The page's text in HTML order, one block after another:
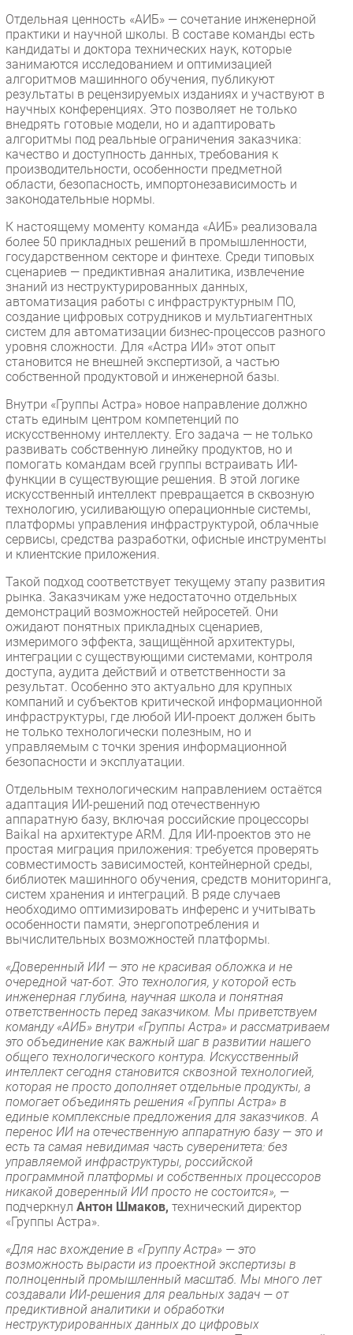
Отдельная ценность «АИБ» — сочетание инженерной
практики и научной школы. В составе команды есть
кандидаты и доктора технических наук, которые
занимаются исследованием и оптимизацией
алгоритмов машинного обучения, публикуют
результаты в рецензируемых изданиях и участвуют в
научных конференциях. Это позволяет не только
внедрять готовые модели, но и адаптировать
алгоритмы под реальные ограничения заказчика:
качество и доступность данных, требования к
производительности, особенности предметной
области, безопасность, импортонезависимость и
законодательные нормы.
К настоящему моменту команда «АИБ» реализовала
более 50 прикладных решений в промышленности,
государственном секторе и финтехе. Среди типовых
сценариев — предиктивная аналитика, извлечение
знаний из неструктурированных данных,
автоматизация работы с инфраструктурным ПО,
создание цифровых сотрудников и мультиагентных
систем для автоматизации бизнес-процессов разного
уровня сложности. Для «Астра ИИ» этот опыт
становится не внешней экспертизой, а частью
собственной продуктовой и инженерной базы.
Внутри «Группы Астра» новое направление должно
стать единым центром компетенций по
искусственному интеллекту. Его задача — не только
развивать собственную линейку продуктов, но и
помогать командам всей группы встраивать ИИ-
функции в существующие решения. В этой логике
искусственный интеллект превращается в сквозную
технологию, усиливающую операционные системы,
платформы управления инфраструктурой, облачные
сервисы, средства разработки, офисные инструменты
и клиентские приложения.
Такой подход соответствует текущему этапу развития
рынка. Заказчикам уже недостаточно отдельных
демонстраций возможностей нейросетей. Они
ожидают понятных прикладных сценариев,
измеримого эффекта, защищённой архитектуры,
интеграции с существующими системами, контроля
доступа, аудита действий и ответственности за
результат. Особенно это актуально для крупных
компаний и субъектов критической информационной
инфраструктуры, где любой ИИ-проект должен быть
не только технологически полезным, но и
управляемым с точки зрения информационной
безопасности и эксплуатации.
Отдельным технологическим направлением остаётся
адаптация ИИ-решений под отечественную
аппаратную базу, включая российские процессоры
Baikal на архитектуре ARM. Для ИИ-проектов это не
простая миграция приложения: требуется проверять
совместимость зависимостей, контейнерной среды,
библиотек машинного обучения, средств мониторинга,
систем хранения и интеграций. В ряде случаев
необходимо оптимизировать инференс и учитывать
особенности памяти, энергопотребления и
вычислительных возможностей платформы.
«Доверенный ИИ — это не красивая обложка и не
очередной чат-бот. Это технология, у которой есть
инженерная глубина, научная школа и понятная
ответственность перед заказчиком. Мы приветствуем
команду «АИБ» внутри «Группы Астра» и рассматриваем
это объединение как важный шаг в развитии нашего
общего технологического контура. Искусственный
интеллект сегодня становится сквозной технологией,
которая не просто дополняет отдельные продукты, а
помогает объединять решения «Группы Астра» в
единые комплексные предложения для заказчиков. А
перенос ИИ на отечественную аппаратную базу — это и
есть та самая невидимая часть суверенитета: без
управляемой инфраструктуры, российской
программной платформы и собственных процессоров
никакой доверенный ИИ просто не состоится», —
подчеркнул Антон Шмаков, технический директор
«Группы Астра».
«Для нас вхождение в «Группу Астра» — это
возможность вырасти из проектной экспертизы в
полноценный промышленный масштаб. Мы много лет
создавали ИИ-решения для реальных задач — от
предиктивной аналитики и обработки
неструктурированных данных до цифровых